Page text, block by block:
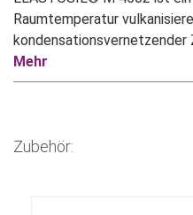
Raumtemperatur
Mehr
Zubehör: